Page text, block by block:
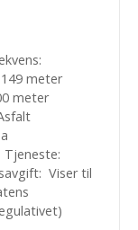
meter
meter
Viser til